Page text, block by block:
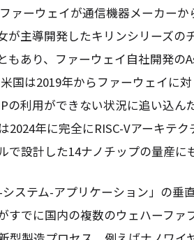
ァーウェイが通信機器メーカーか
が主導開発したキリンシリーズの
あり、ファーウェイ自社開発の
国は2019年からファーウェイに
の利用ができない状況に追い込ん
年に完全にRISC-Vアーキテ
設計した14ナノチップの量産に
ステム-アプリケーション」の垂
すでに国内の複数のウェハーファ